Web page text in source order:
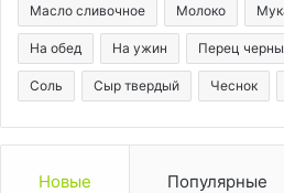
Масло сливочное Молоко
На обед На ужин Перец
Соль Сыр твердый Чеснок
Новые Популярные